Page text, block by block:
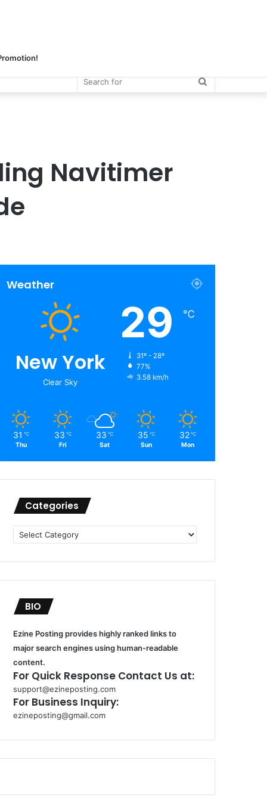
Search
Navitimer
Weather
New York
Clear Sky
29 ℃
31º - 28º
77%
3.58 km/h
31 ℃
Thu
33 ℃
Fri
33 ℃
Sat
35 ℃
Sun
32 ℃
Mon
Categories
Categories
BIO
Ezine Posting provides highly ranked links to
major search engines using human-readable
content.
For Quick Response Contact Us at:
support@ezineposting.com
For Business Inquiry:
ezineposting@gmail.com
o